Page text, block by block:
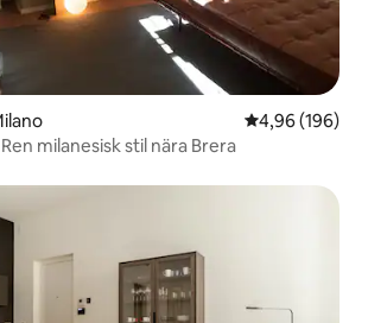
4,96 av 5 i
4,96 (196)
milanesisk stil nära Brera